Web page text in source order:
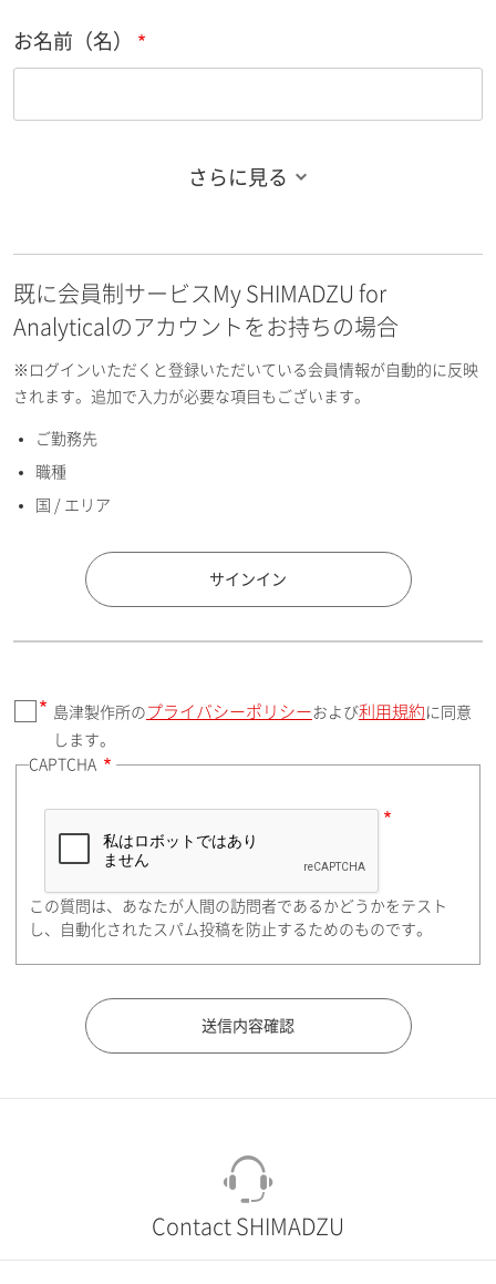
お名前（名）
お名前フリガナ（名）
E-mailアドレス（半角英数）
国 / エリア
郵便番号（勤務先）
住所検索
都道府県（勤務先）
さらに見る
既に会員制サービスMy SHIMADZU for
Analyticalのアカウントをお持ちの場合
※ログインいただくと登録いただいている会員情報が自動的に反映
されます。追加で入力が必要な項目もございます。
ご勤務先
職種
国 / エリア
サインイン
島津製作所の プライバシーポリシー および利用規約 に同意
します。
CAPTCHA
この質問は、あなたが人間の訪問者であるかどうかをテスト
し、自動化されたスパム投稿を防止するためのものです。
Contact SHIMADZU